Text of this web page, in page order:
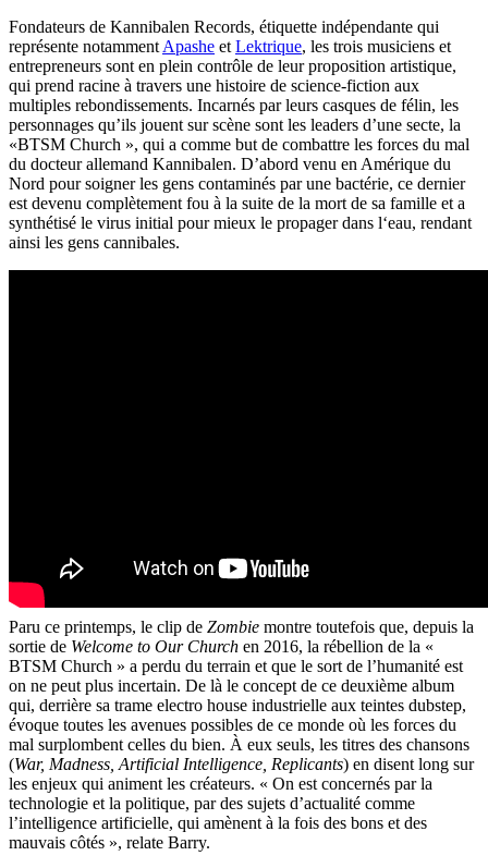
Fondateurs de Kannibalen Records, étiquette indépendante qui
représente notamment Apashe et Lektrique, les trois musiciens et
entrepreneurs sont en plein contrôle de leur proposition artistique,
qui prend racine à travers une histoire de science-fiction aux
multiples rebondissements. Incarnés par leurs casques de félin, les
personnages qu’ils jouent sur scène sont les leaders d’une secte, la
«BTSM Church », qui a comme but de combattre les forces du mal
du docteur allemand Kannibalen. D’abord venu en Amérique du
Nord pour soigner les gens contaminés par une bactérie, ce dernier
est devenu complètement fou à la suite de la mort de sa famille et a
synthétisé le virus initial pour mieux le propager dans l‘eau, rendant
ainsi les gens cannibales.
Paru ce printemps, le clip de Zombie montre toutefois que, depuis la
sortie de Welcome to Our Church en 2016, la rébellion de la «
BTSM Church » a perdu du terrain et que le sort de l’humanité est
on ne peut plus incertain. De là le concept de ce deuxième album
qui, derrière sa trame electro house industrielle aux teintes dubstep,
évoque toutes les avenues possibles de ce monde où les forces du
mal surplombent celles du bien. À eux seuls, les titres des chansons
(War, Madness, Artificial Intelligence, Replicants) en disent long sur
les enjeux qui animent les créateurs. « On est concernés par la
technologie et la politique, par des sujets d’actualité comme
l’intelligence artificielle, qui amènent à la fois des bons et des
mauvais côtés », relate Barry.